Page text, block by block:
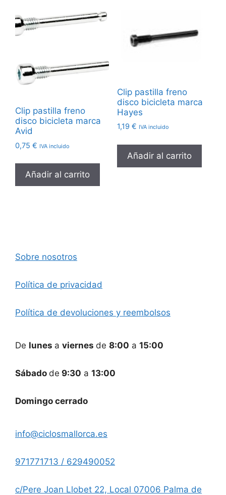
Clip pastilla freno
disco bicicleta marca
Avid
0,75 € IVA incluido
Añadir al carrito
Clip pastilla freno
disco bicicleta marca
Hayes
1,19 € IVA incluido
Añadir al carrito
Sobre nosotros
Política de privacidad
Política de devoluciones y reembolsos
De lunes a viernes de 8:00 a 15:00
Sábado de 9:30 a 13:00
Domingo cerrado
info@ciclosmallorca.es
971771713 / 629490052
c/Pere Joan Llobet 22, Local 07006 Palma de